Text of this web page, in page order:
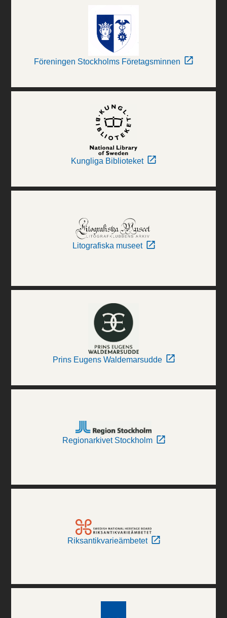
Föreningen Stockholms Företagsminnen
Kungliga Biblioteket
Litografiska museet
Prins Eugens Waldemarsudde
Regionarkivet Stockholm
Riksantikvarieämbetet